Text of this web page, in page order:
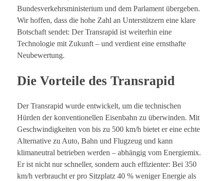
Bundesverkehrsministerium und dem Parlament übergeben.
Wir hoffen, dass die hohe Zahl an Unterstützern eine klare
Botschaft sendet: Der Transrapid ist weiterhin eine
Technologie mit Zukunft – und verdient eine ernsthafte
Neubewertung.
Die Vorteile des Transrapid
Der Transrapid wurde entwickelt, um die technischen
Hürden der konventionellen Eisenbahn zu überwinden. Mit
Geschwindigkeiten von bis zu 500 km/h bietet er eine echte
Alternative zu Auto, Bahn und Flugzeug und kann
klimaneutral betrieben werden – abhängig vom Energiemix.
Er ist nicht nur schneller, sondern auch effizienter: Bei 350
km/h verbraucht er pro Sitzplatz 40 % weniger Energie als